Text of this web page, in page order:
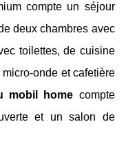
compte un séjour
deux chambres avec
toilettes, de cuisine
onde et cafetière
mobil home compte
et un salon de